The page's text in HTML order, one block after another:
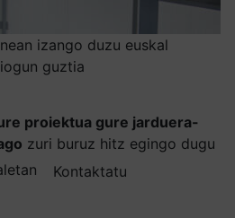
izango duzu euskal
guztia
proiektua gure jarduera-
zuri buruz hitz egingo dugu
Kontaktatu